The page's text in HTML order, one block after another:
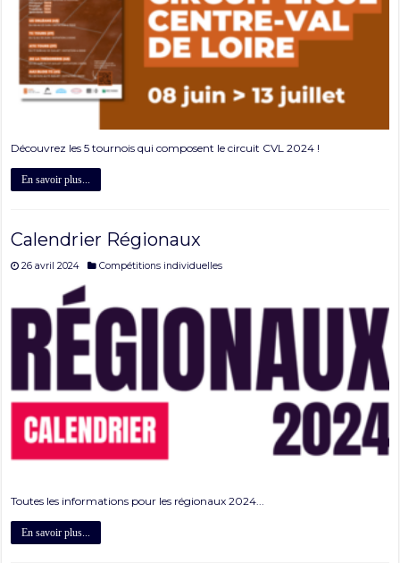
Découvrez les 5 tournois qui composent le circuit CVL 2024 !
En savoir plus...
Calendrier Régionaux
26 avril 2024 Compétitions individuelles
Toutes les informations pour les régionaux 2024...
En savoir plus...